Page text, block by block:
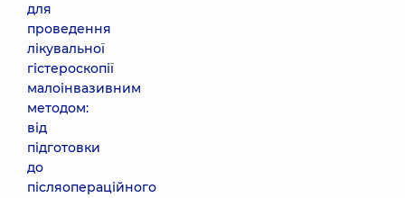
для
проведення
лікувальної
гістероскопії
малоінвазивним
методом:
від
підготовки
до
післяопераційного